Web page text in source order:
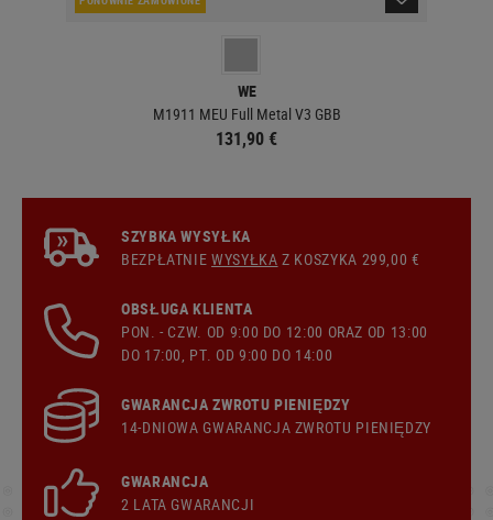
WE
M1911 MEU Full Metal V3 GBB
131,90 €
SZYBKA WYSYŁKA
BEZPŁATNIEWYSYŁKA Z KOSZYKA 299,00 €
OBSŁUGA KLIENTA
PON. - CZW. OD 9:00 DO 12:00 ORAZ OD 13:00
DO 17:00, PT. OD 9:00 DO 14:00
GWARANCJA ZWROTU PIENIĘDZY
14-DNIOWA GWARANCJA ZWROTU PIENIĘDZY
GWARANCJA
2 LATA GWARANCJI